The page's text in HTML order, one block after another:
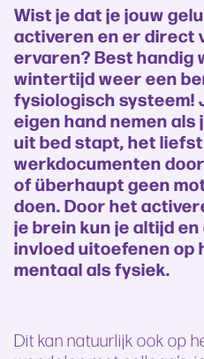
Wist je dat je jouw
activeren en er direct
ervaren? Best handig
wintertijd weer een
fysiologisch systeem!
eigen hand nemen
uit bed stapt, het
werkdocumenten
of überhaupt geen
doen. Door het
je brein kun je altijd
invloed uitoefenen op
mentaal als fysiek.
Dit kan natuurlijk ook op